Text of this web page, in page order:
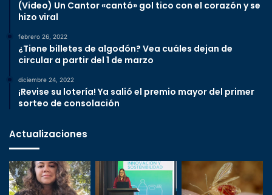
(Video) Un Cantor «cantó» gol tico con el corazón y se
hizo viral
febrero 26, 2022
¿Tiene billetes de algodón? Vea cuáles dejan de
circular a partir del 1 de marzo
diciembre 24, 2022
¡Revise su lotería! Ya salió el premio mayor del primer
sorteo de consolación
Actualizaciones